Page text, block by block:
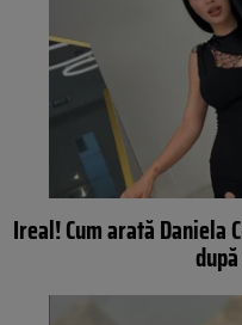
Ireal! Cum arată Daniela